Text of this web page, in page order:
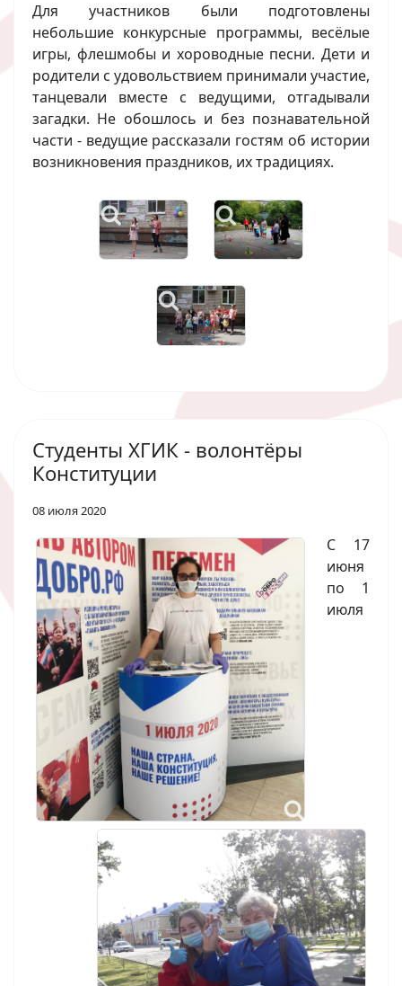
Для участников были подготовлены
небольшие конкурсные программы, весёлые
игры, флешмобы и хороводные песни. Дети и
родители с удовольствием принимали участие,
танцевали вместе с ведущими, отгадывали
загадки. Не обошлось и без познавательной
части - ведущие рассказали гостям об истории
возникновения праздников, их традициях.
Студенты ХГИК - волонтёры
Конституции
08 июля 2020
С 17
июня
по 1
июля